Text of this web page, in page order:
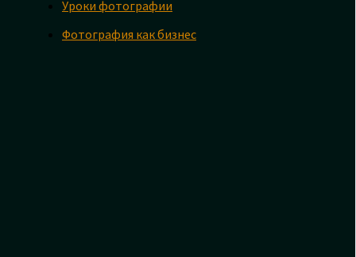
Уроки фотографии
Фотография как бизнес